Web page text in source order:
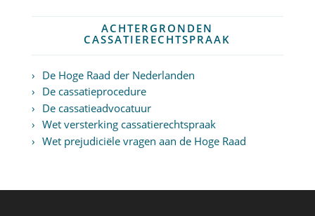
ACHTERGRONDEN
CASSATIERECHTSPRAAK
De Hoge Raad der Nederlanden
De cassatieprocedure
De cassatieadvocatuur
Wet versterking cassatierechtspraak
Wet prejudiciële vragen aan de Hoge Raad